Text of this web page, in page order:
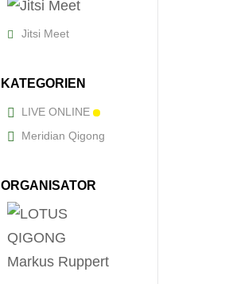
Jitsi Meet
KATEGORIEN
LIVE ONLINE
Meridian Qigong
ORGANISATOR